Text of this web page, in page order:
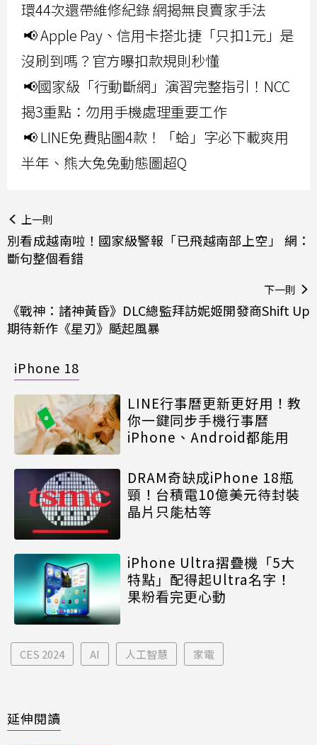
環44次還帶維修紀錄 網揭無良賣家手法
📢 Apple Pay、信用卡搭北捷「只扣1元」是
沒刷到嗎？官方曝扣款規則秒懂
📢國家級「行動斷網」演習完整指引！NCC
揭3重點：勿用手機處理重要工作
📢 LINE免費貼圖4款！「蛤」字必下載爽用
半年、熊大兔兔動態圖超Q
上一則
別看成越南啦！國家級警報「已飛越南部上空」 網：
斷句整個看錯
下一則
《戰神：諸神黃昏》DLC總監拜訪妮姬開發商Shift Up
期待新作《星刃》颳起風暴
iPhone 18
LINE行事曆更新更好用！教
你一鍵同步手機行事曆
iPhone、Android都能用
DRAM奇缺成iPhone 18瓶
頸！台積電10億美元待封裝
晶片只能枯等
iPhone Ultra摺疊機「5大
特點」配得起Ultra名字！
果粉看完更心動
CES 2024 AI 人工智慧 家電
延伸閱讀